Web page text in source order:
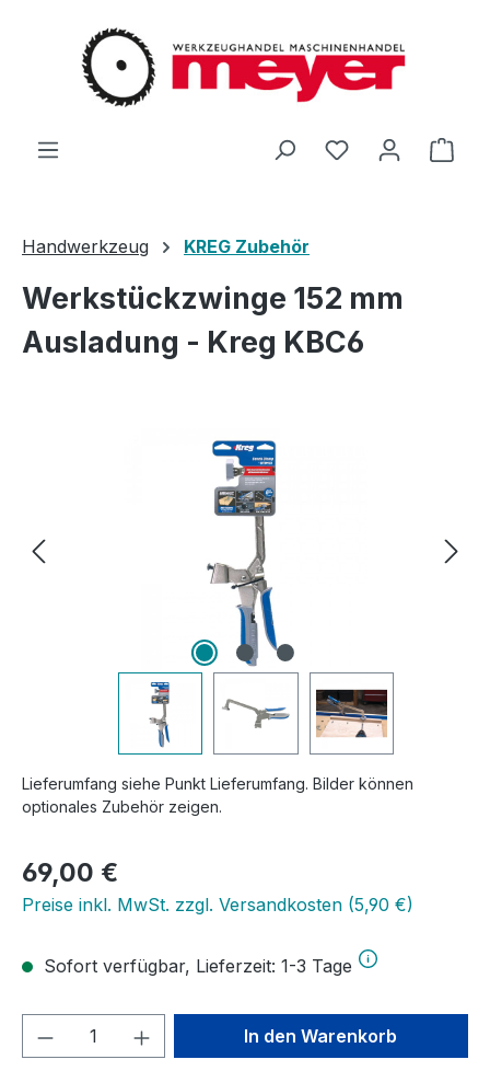
Zum Hauptinhalt springen
Du hast 0
Handwerkzeug KREG Zubehör
Werkstückzwinge 152 mm
Ausladung - Kreg KBC6
Lieferumfang siehe Punkt Lieferumfang. Bilder können
optionales Zubehör zeigen.
Regulärer Preis:
69,00 €
Preise inkl. MwSt. zzgl. Versandkosten (5,90 €)
Sofort verfügbar, Lieferzeit: 1-3 Tage
Produkt Anzahl: Gib denIn den Warenkorb